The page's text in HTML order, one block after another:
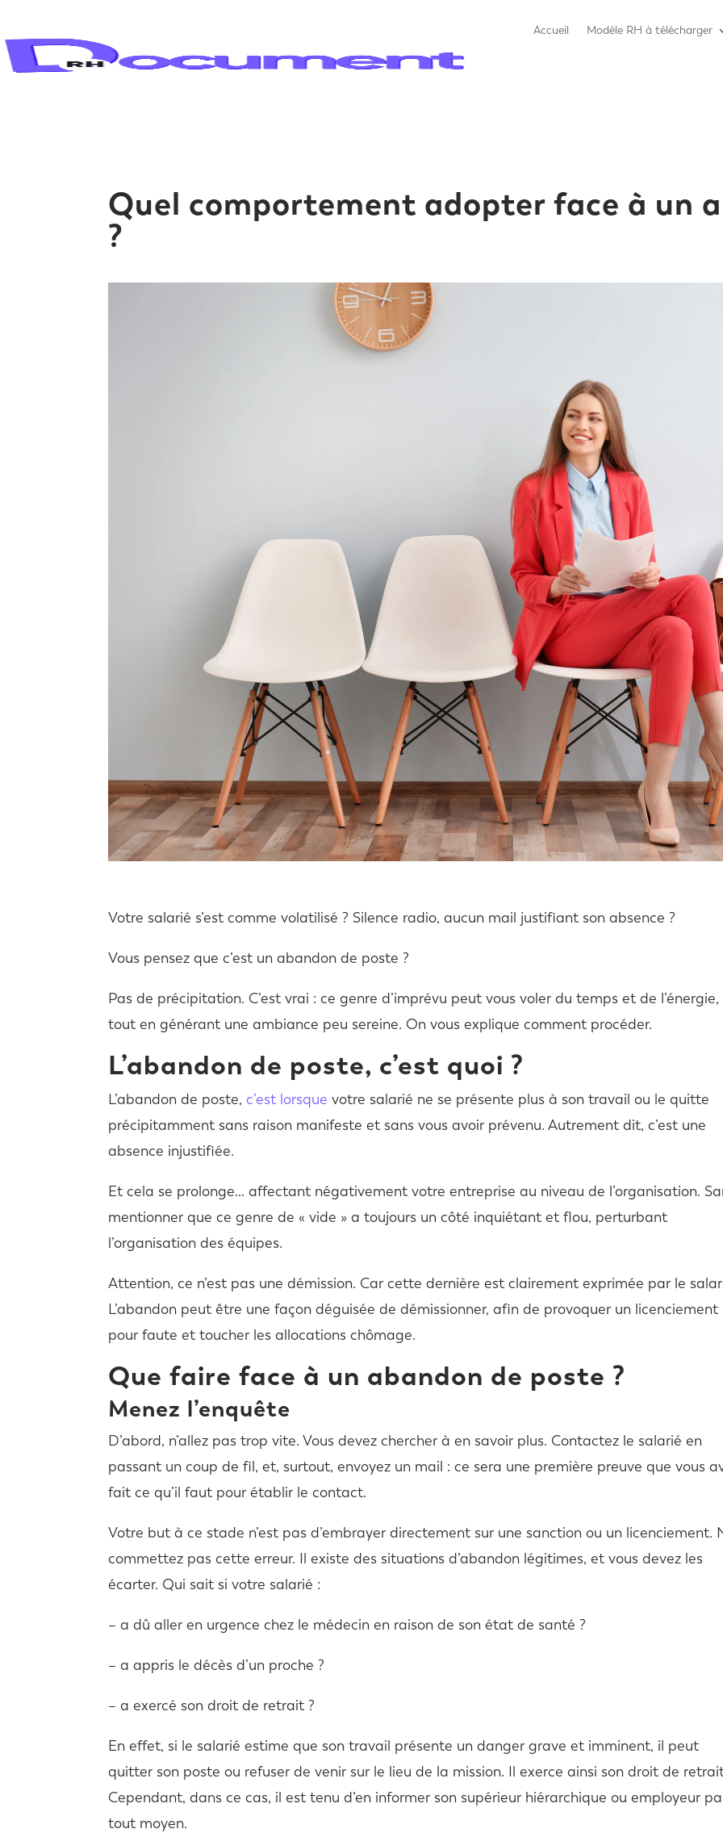
Accueil Modèle RH à télécharger
Quel comportement adopter face à un
?
Votre salarié s’est comme volatilisé ? Silence radio, aucun mail justifiant son absence ?
Vous pensez que c’est un abandon de poste ?
Pas de précipitation. C’est vrai : ce genre d’imprévu peut vous voler du temps et de l’énergie,
tout en générant une ambiance peu sereine. On vous explique comment procéder.
L’abandon de poste, c’est quoi ?
L’abandon de poste,c’est lorsque votre salarié ne se présente plus à son travail ou le quitte
précipitamment sans raison manifeste et sans vous avoir prévenu. Autrement dit, c’est une
absence injustifiée.
Et cela se prolonge… affectant négativement votre entreprise au niveau de l’organisation.
mentionner que ce genre de « vide » a toujours un côté inquiétant et flou, perturbant
l’organisation des équipes.
Attention, ce n’est pas une démission. Car cette dernière est clairement exprimée par le
L’abandon peut être une façon déguisée de démissionner, afin de provoquer un licenciement
pour faute et toucher les allocations chômage.
Que faire face à un abandon de poste ?
Menez l’enquête
D’abord, n’allez pas trop vite. Vous devez chercher à en savoir plus. Contactez le salarié en
passant un coup de fil, et, surtout, envoyez un mail : ce sera une première preuve que vous
fait ce qu’il faut pour établir le contact.
Votre but à ce stade n’est pas d’embrayer directement sur une sanction ou un licenciement.
commettez pas cette erreur. Il existe des situations d’abandon légitimes, et vous devez les
écarter. Qui sait si votre salarié :
– a dû aller en urgence chez le médecin en raison de son état de santé ?
– a appris le décès d’un proche ?
– a exercé son droit de retrait ?
En effet, si le salarié estime que son travail présente un danger grave et imminent, il peut
quitter son poste ou refuser de venir sur le lieu de la mission. Il exerce ainsi son droit de
Cependant, dans ce cas, il est tenu d’en informer son supérieur hiérarchique ou employeur
tout moyen.